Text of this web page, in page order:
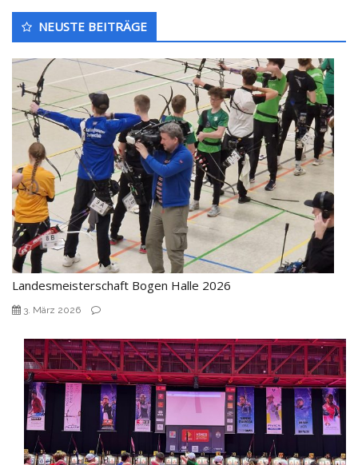
Untergeordnet
Seitenleiste
NEUSTE BEITRÄGE
Landesmeisterschaft Bogen Halle 2026
3. März 2026